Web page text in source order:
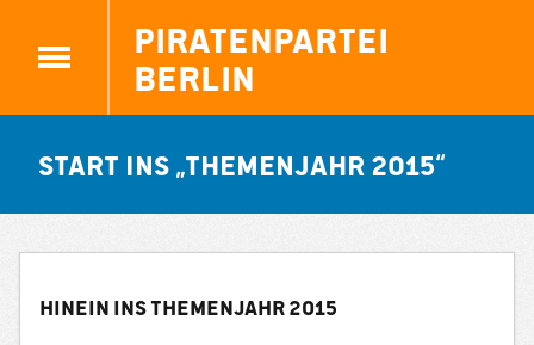
Piratenpartei
Berlin
Start ins „Themenjahr 2015“
Hinein ins Themenjahr 2015